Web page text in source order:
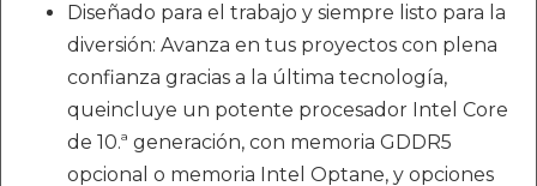
Diseñado para el trabajo y siempre listo para la
diversión: Avanza en tus proyectos con plena
confianza gracias a la última tecnología,
queincluye un potente procesador Intel Core
de 10.ª generación, con memoria GDDR5
opcional o memoria Intel Optane, y opciones